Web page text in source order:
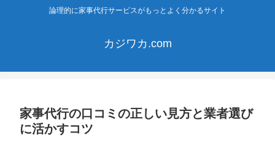
論理的に家事代行サービスがもっとよく分かるサイト
カジワカ.com
家事代行の口コミの正しい見方と業者選び
に活かすコツ